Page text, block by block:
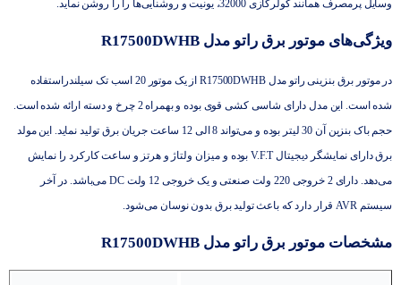
وسایل پرمصرف همانند کولرگازی 32000، یونیت و روشنایی‌ها را را روشن نماید.
ویژگی‌های موتور برق راتو مدل R17500DWHB
در موتور برق بنزینی راتو مدل R17500DWHB از یک موتور 20 اسب تک سیلندراستفاده
شده است. این مدل دارای شاسی کشی قوی بوده و بهمراه 2 چرخ و دسته ارائه شده است.
حجم باک بنزین آن 30 لیتر بوده و می‌تواند 8 الی 12 ساعت جریان برق تولید نماید. این مولد
برق دارای نمایشگر دیجیتال V.F.T بوده و میزان ولتاژ و هرتز و ساعت کارکرد را نمایش
می‌دهد. دارای 2 خروجی 220 ولت صنعتی و یک خروجی 12 ولت DC می‌باشد. در آخر
سیستم AVR قرار دارد که باعث تولید برق بدون نوسان می‌شود.
مشخصات موتور برق راتو مدل R17500DWHB